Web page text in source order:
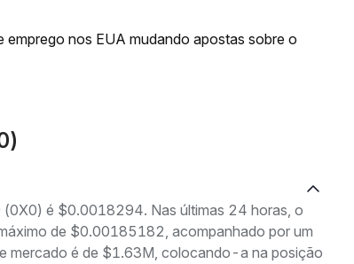
nos EUA mudando apostas sobre o
é $0.0018294. Nas últimas 24 horas, o
de $0.00185182, acompanhado por um
mercado é de $1.63M, colocando-a na posição